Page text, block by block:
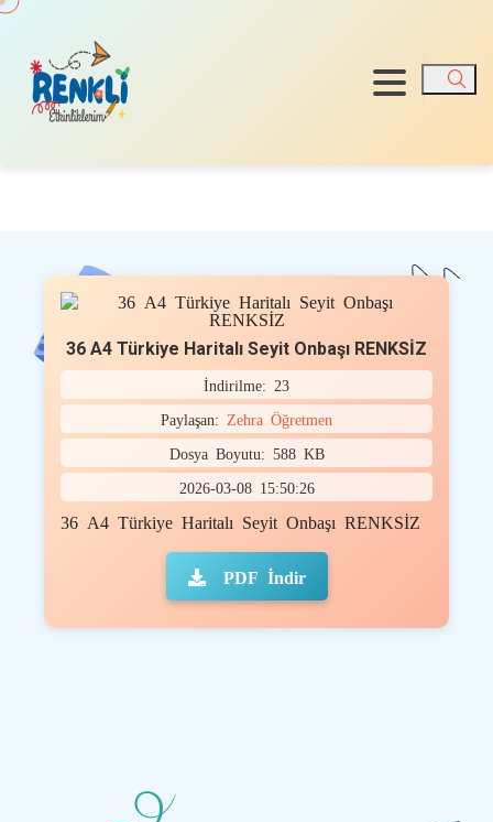
Ara
36 A4 Türkiye Haritalı Seyit Onbaşı RENKSİZ
İndirilme: 23
Paylaşan: Zehra Öğretmen
Dosya Boyutu: 588 KB
2026-03-08 15:50:26
36 A4 Türkiye Haritalı Seyit Onbaşı RENKSİZ
PDF İndir